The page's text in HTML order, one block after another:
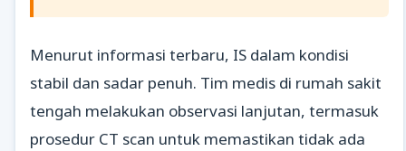
Menurut informasi terbaru, IS dalam kondisi
stabil dan sadar penuh. Tim medis di rumah sakit
tengah melakukan observasi lanjutan, termasuk
prosedur CT scan untuk memastikan tidak ada